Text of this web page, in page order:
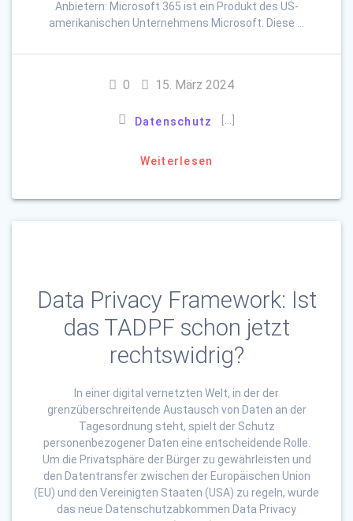
Anbietern: Microsoft 365 ist ein Produkt des US-
amerikanischen Unternehmens Microsoft. Diese …
0 15. März 2024
Datenschutz […]
Weiterlesen
Data Privacy Framework: Ist
das TADPF schon jetzt
rechtswidrig?
In einer digital vernetzten Welt, in der der
grenzüberschreitende Austausch von Daten an der
Tagesordnung steht, spielt der Schutz
personenbezogener Daten eine entscheidende Rolle.
Um die Privatsphäre der Bürger zu gewährleisten und
den Datentransfer zwischen der Europäischen Union
(EU) und den Vereinigten Staaten (USA) zu regeln, wurde
das neue Datenschutzabkommen Data Privacy